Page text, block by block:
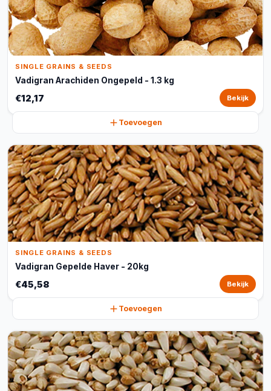
SINGLE GRAINS & SEEDS
Vadigran Arachiden Ongepeld - 1.3 kg
€12,17 Bekijk
Toevoegen
SINGLE GRAINS & SEEDS
Vadigran Gepelde Haver - 20kg
€45,58 Bekijk
Toevoegen